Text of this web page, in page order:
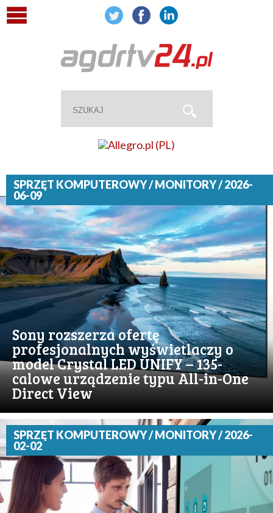
SPRZĘT KOMPUTEROWY / MONITORY / 2026-
06-09
Sony rozszerza ofertę
profesjonalnych wyświetlaczy o
model Crystal LED UNIFY – 135-
calowe urządzenie typu All-in-One
Direct View
SPRZĘT KOMPUTEROWY / MONITORY / 2026-
02-02